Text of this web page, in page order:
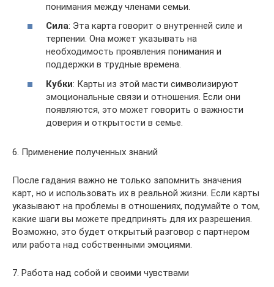
понимания между членами семьи.
Сила: Эта карта говорит о внутренней силе и
терпении. Она может указывать на
необходимость проявления понимания и
поддержки в трудные времена.
Кубки: Карты из этой масти символизируют
эмоциональные связи и отношения. Если они
появляются, это может говорить о важности
доверия и открытости в семье.
6. Применение полученных знаний
После гадания важно не только запомнить значения
карт, но и использовать их в реальной жизни. Если карты
указывают на проблемы в отношениях, подумайте о том,
какие шаги вы можете предпринять для их разрешения.
Возможно, это будет открытый разговор с партнером
или работа над собственными эмоциями.
7. Работа над собой и своими чувствами